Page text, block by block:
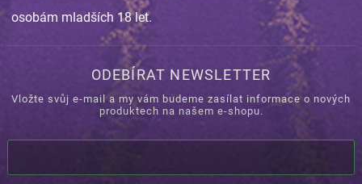
osobám mladších 18 let.
ODEBÍRAT NEWSLETTER
Vložte svůj e-mail a my vám budeme zasílat informace o nových
produktech na našem e-shopu.